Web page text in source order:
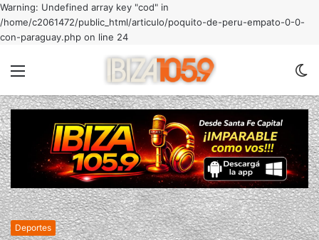
Warning: Undefined array key "cod" in
/home/c2061472/public_html/articulo/poquito-de-peru-empato-0-0-
con-paraguay.php on line 24
Deportes